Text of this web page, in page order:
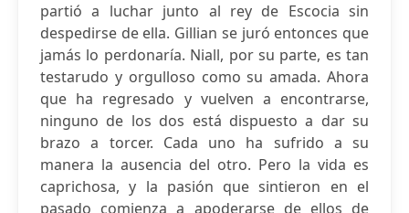
partió a luchar junto al rey de Escocia sin
despedirse de ella. Gillian se juró entonces que
jamás lo perdonaría. Niall, por su parte, es tan
testarudo y orgulloso como su amada. Ahora
que ha regresado y vuelven a encontrarse,
ninguno de los dos está dispuesto a dar su
brazo a torcer. Cada uno ha sufrido a su
manera la ausencia del otro. Pero la vida es
caprichosa, y la pasión que sintieron en el
pasado comienza a apoderarse de ellos de